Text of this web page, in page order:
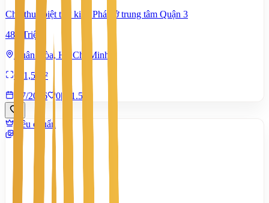
Cho thuê biệt thự kiểu Pháp ở trung tâm Quận 3
480 Triệu
Xuân Hòa, Hồ Chí Minh
661,5 m²
8/7/2026
0| 1.573
Tiêu chuẩn